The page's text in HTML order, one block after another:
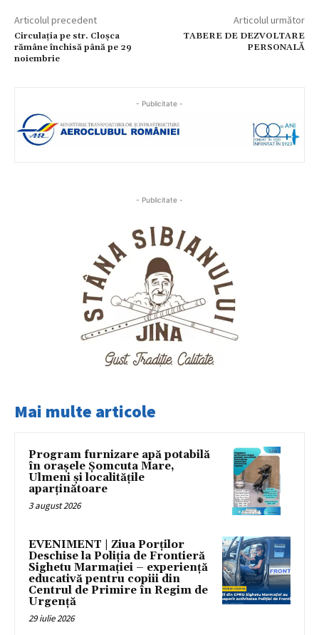
Articolul precedent
Circulația pe str. Cloșca
rămâne închisă până pe 29
noiembrie
Articolul următor
TABERE DE DEZVOLTARE
PERSONALĂ
- Publicitate -
- Publicitate -
Mai multe articole
Program furnizare apă potabilă
în orașele Șomcuta Mare,
Ulmeni și localitățile
aparținătoare
3 august 2026
EVENIMENT | Ziua Porților
Deschise la Poliția de Frontieră
Sighetu Marmației – experiență
educativă pentru copiii din
Centrul de Primire în Regim de
Urgență
29 iulie 2026